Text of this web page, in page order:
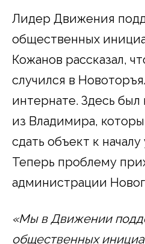
Лидер Движения
общественных
Кожанов рассказал,
случился в
интернате. Здесь был
из Владимира,
сдать объект к началу
Теперь проблему
администрации
«Мы в Движении
общественных